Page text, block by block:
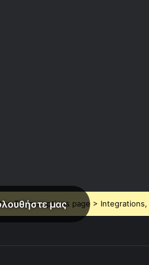
μας
Theme options page >